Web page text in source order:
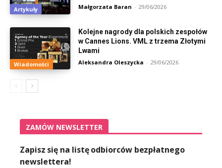
Artykuły Małgorzata Baran - 29/06/2026
Wiadomości
Kolejne nagrody dla polskich zespołów
w Cannes Lions. VML z trzema Złotymi
Lwami
Aleksandra Oleszycka - 29/06/2026
ZAMÓW NEWSLETTER
Zapisz się na listę odbiorców bezpłatnego
newslettera!